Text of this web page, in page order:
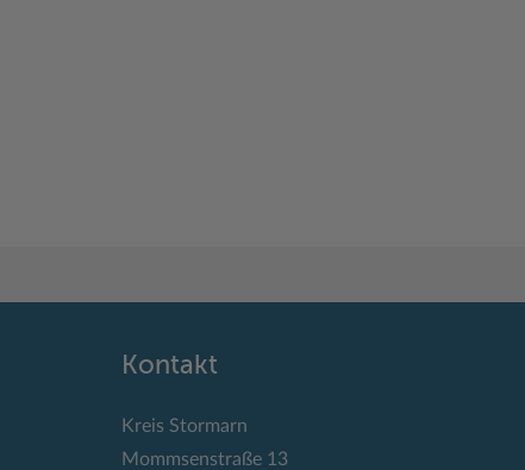
Kontakt
Kreis Stormarn
Mommsenstraße 13